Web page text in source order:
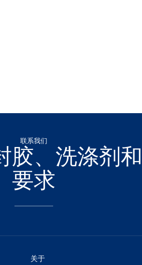
联系我们
胶、洗涤剂
要求
关于